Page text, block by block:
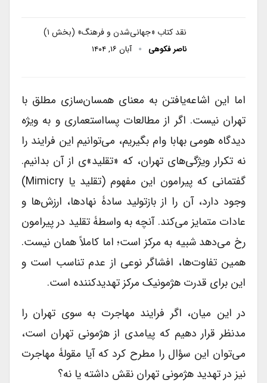
نقد کتاب «جهانی‌شدن و فرهنگ» (بخش ۱)
ناصر فکوهی آبان ۱۶, ۱۴۰۴
اما این اشاعه‌یافتن به معنای همسان‌سازی مطلق با
تهران نیست. اگر از مطالعات پسااستعماری و به ویژه
دیدگاه هومی بهابا وام بگیریم، می‌توانیم این فرایند را
نه تکرار ویژگی‌های تهران، که «تقلید»ی از آن بدانیم.
گفتمانی که پیرامون این مفهوم (تقلید یا Mimicry)
وجود دارد، آن را از بازتولید سادۀ نهادها، ارزش‌ها و
عادات متمایز می‌کند. آنچه به واسطۀ تقلید در پیرامون
رخ می‌دهد شبیه به مرکز است؛ اما کاملاً همان نیست.
همین تفاوت‌ها، افشاگر نوعی از عدم تناسب است و
این برای قدرت هژمونیک مرکز تهدیدکننده است.
در این میان، اگر فرایند مهاجرت به سوی تهران را
مدنظر قرار دهیم که پیامدی از هژمونی تهران است،
می‌توان این سؤال را مطرح کرد که آیا مقولۀ مهاجرت
نیز در تهدید هژمونی تهران نقش داشته یا نه؟